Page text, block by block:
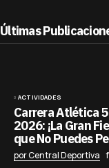
Últimas
ACTIVIDADES
Carrera Atlética
2026: ¡La Gran
que No Puedes
por Central Deportiva